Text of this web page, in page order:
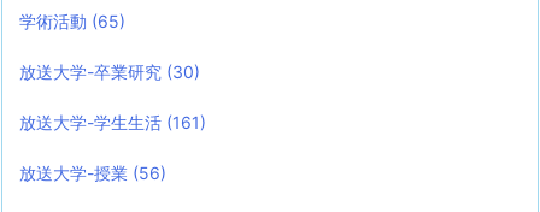
学術活動 (65)
放送大学-卒業研究 (30)
放送大学-学生生活 (161)
放送大学-授業 (56)